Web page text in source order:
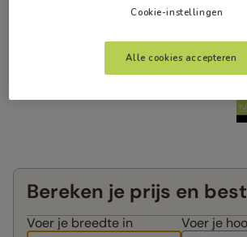
Bereken je prijs en
Voer je breedte in Voer je
Cookie-instellingen
Alle cookies accepteren